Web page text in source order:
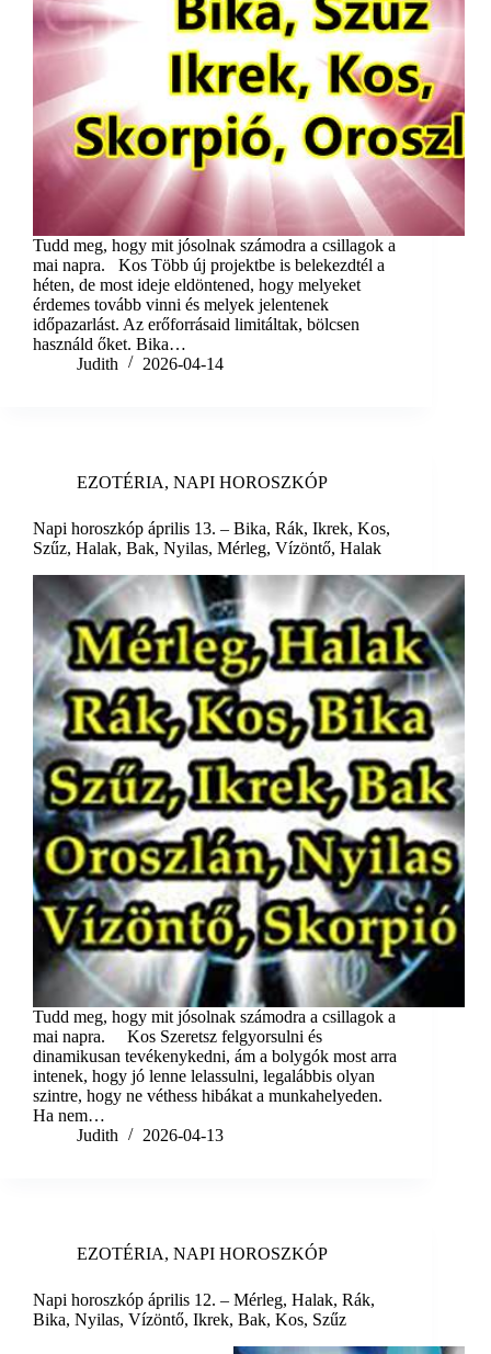
Tudd meg, hogy mit jósolnak számodra a csillagok a
mai napra. Kos Több új projektbe is belekezdtél a
héten, de most ideje eldöntened, hogy melyeket
érdemes tovább vinni és melyek jelentenek
időpazarlást. Az erőforrásaid limitáltak, bölcsen
használd őket. Bika…
Judith
2026-04-14
EZOTÉRIA, NAPI HOROSZKÓP
Napi horoszkóp április 13. – Bika, Rák, Ikrek, Kos,
Szűz, Halak, Bak, Nyilas, Mérleg, Vízöntő, Halak
Tudd meg, hogy mit jósolnak számodra a csillagok a
mai napra. Kos Szeretsz felgyorsulni és
dinamikusan tevékenykedni, ám a bolygók most arra
intenek, hogy jó lenne lelassulni, legalábbis olyan
szintre, hogy ne véthess hibákat a munkahelyeden.
Ha nem…
Judith
2026-04-13
EZOTÉRIA, NAPI HOROSZKÓP
Napi horoszkóp április 12. – Mérleg, Halak, Rák,
Bika, Nyilas, Vízöntő, Ikrek, Bak, Kos, Szűz